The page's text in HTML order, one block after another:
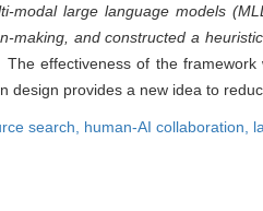
modal large language models
making, and constructed a
The effectiveness of the
design provides a new idea to
search, human-AI collaboration,